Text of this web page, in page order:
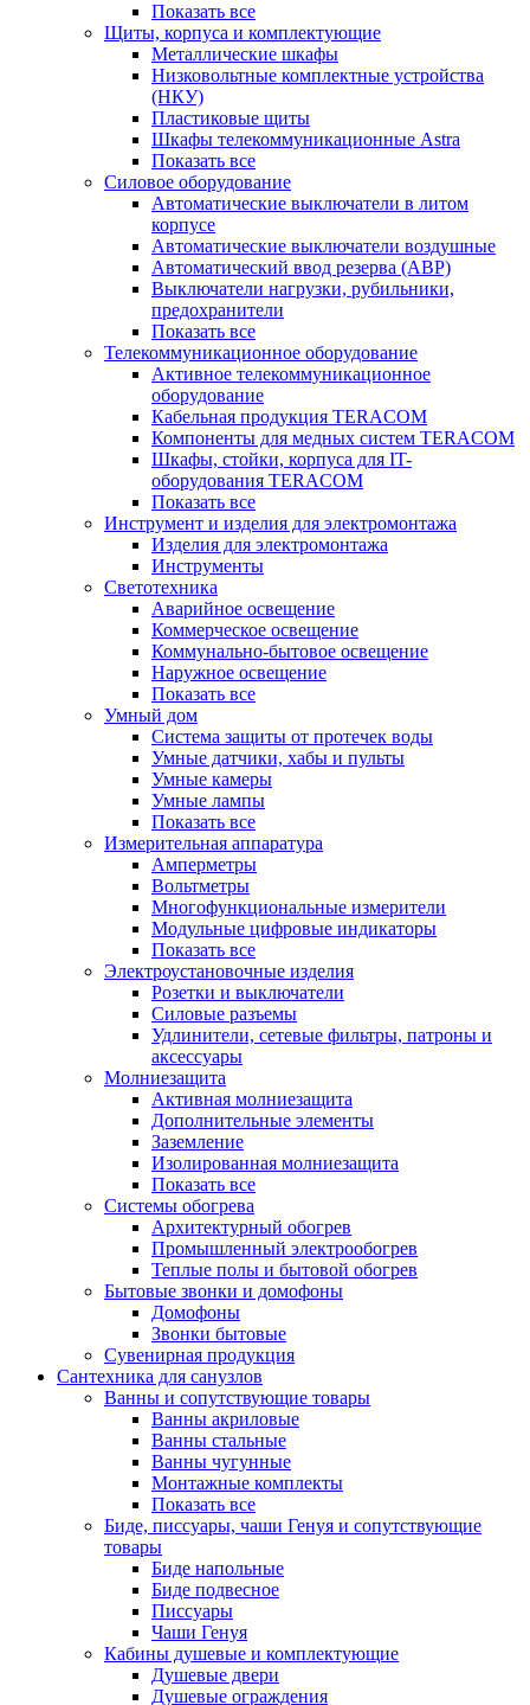
Показать все
Щиты, корпуса и комплектующие
Металлические шкафы
Низковольтные комплектные устройства
(НКУ)
Пластиковые щиты
Шкафы телекоммуникационные Astra
Показать все
Силовое оборудование
Автоматические выключатели в литом
корпусе
Автоматические выключатели воздушные
Автоматический ввод резерва (АВР)
Выключатели нагрузки, рубильники,
предохранители
Показать все
Телекоммуникационное оборудование
Активное телекоммуникационное
оборудование
Кабельная продукция TERACOM
Компоненты для медных систем TERACOM
Шкафы, стойки, корпуса для IT-
оборудования TERACOM
Показать все
Инструмент и изделия для электромонтажа
Изделия для электромонтажа
Инструменты
Светотехника
Аварийное освещение
Коммерческое освещение
Коммунально-бытовое освещение
Наружное освещение
Показать все
Умный дом
Система защиты от протечек воды
Умные датчики, хабы и пульты
Умные камеры
Умные лампы
Показать все
Измерительная аппаратура
Амперметры
Вольтметры
Многофункциональные измерители
Модульные цифровые индикаторы
Показать все
Электроустановочные изделия
Розетки и выключатели
Силовые разъемы
Удлинители, сетевые фильтры, патроны и
аксессуары
Молниезащита
Активная молниезащита
Дополнительные элементы
Заземление
Изолированная молниезащита
Показать все
Системы обогрева
Архитектурный обогрев
Промышленный электрообогрев
Теплые полы и бытовой обогрев
Бытовые звонки и домофоны
Домофоны
Звонки бытовые
Сувенирная продукция
Сантехника для санузлов
Ванны и сопутствующие товары
Ванны акриловые
Ванны стальные
Ванны чугунные
Монтажные комплекты
Показать все
Биде, писсуары, чаши Генуя и сопутствующие
товары
Биде напольные
Биде подвесное
Писсуары
Чаши Генуя
Кабины душевые и комплектующие
Душевые двери
Душевые ограждения